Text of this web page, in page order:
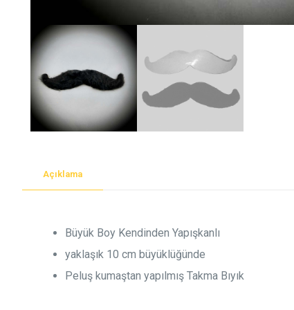
Açıklama
Büyük Boy Kendinden Yapışkanlı
yaklaşık 10 cm büyüklüğünde
Peluş kumaştan yapılmış Takma Bıyık